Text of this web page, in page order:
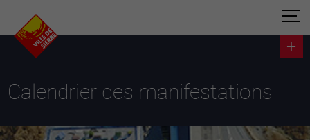
Calendrier des manifestations